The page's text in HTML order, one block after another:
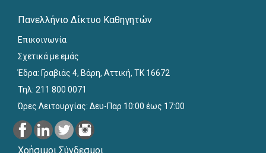
Πανελλήνιο Δίκτυο Καθηγητών
Επικοινωνία
Σχετικά με εμάς
Έδρα: Γραβιάς 4, Βάρη, Αττική, ΤΚ 16672
Τηλ: 211 800 0071
Ώρες Λειτουργίας: Δευ-Παρ 10:00 έως 17:00
Χρήσιμοι Σύνδεσμοι